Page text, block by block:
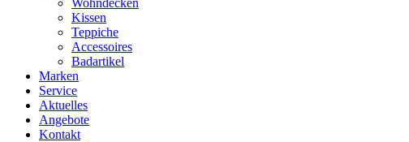
Wohndecken
Kissen
Teppiche
Accessoires
Badartikel
Marken
Service
Aktuelles
Angebote
Kontakt